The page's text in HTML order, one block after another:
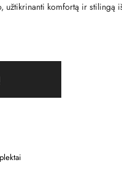
užtikrinanti komfortą ir stilingą